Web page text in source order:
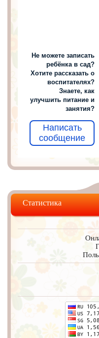
Не можете записать
ребёнка в сад?
Хотите рассказать о
воспитателях?
Знаете, как
улучшить питание и
занятия?
Написать
сообщение
Статистика